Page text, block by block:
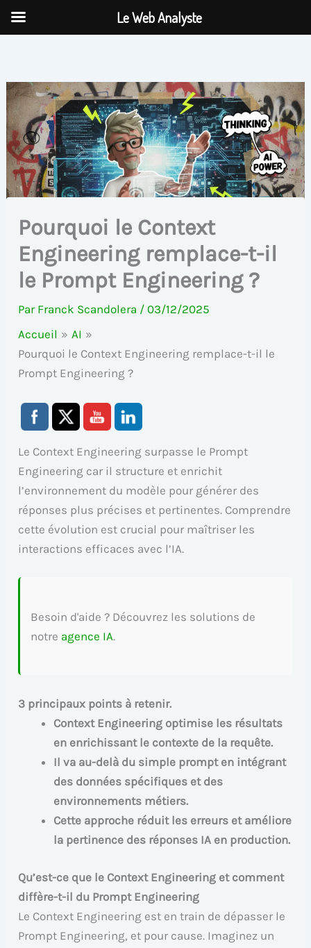
Aller
Pourquoi le Context
Engineering remplace-t-il
le Prompt Engineering ?
Par Franck Scandolera /03/12/2025
Accueil
AI
Pourquoi le Context Engineering remplace-t-il le
Prompt Engineering ?
Le Context Engineering surpasse le Prompt
Engineering car il structure et enrichit
l’environnement du modèle pour générer des
réponses plus précises et pertinentes. Comprendre
cette évolution est crucial pour maîtriser les
interactions efficaces avec l’IA.
Besoin d'aide ? Découvrez les solutions de
notre agence IA.
3 principaux points à retenir.
Context Engineering optimise les résultats
en enrichissant le contexte de la requête.
Il va au-delà du simple prompt en intégrant
des données spécifiques et des
environnements métiers.
Cette approche réduit les erreurs et améliore
la pertinence des réponses IA en production.
Qu’est-ce que le Context Engineering et comment
diffère-t-il du Prompt Engineering
Le Context Engineering est en train de dépasser le
Prompt Engineering, et pour cause. Imaginez un
Le Web Analyste